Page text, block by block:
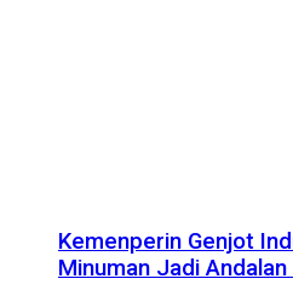
Kemenperin Genjot
Minuman Jadi